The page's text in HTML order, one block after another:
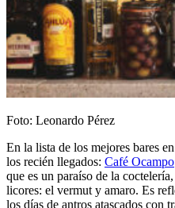
Foto: Leonardo Pérez
En la lista de los mejores bares
los recién llegados: Café Ocampo
que es un paraíso de la
licores: el vermut y amaro. Es
los días de antros atascados con